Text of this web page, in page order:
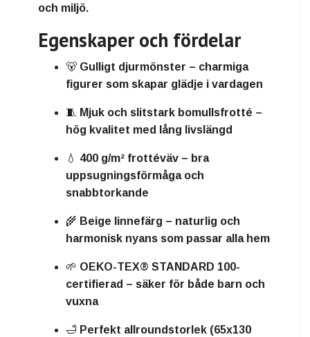
och miljö.
Egenskaper och fördelar
🐻 Gulligt djurmönster – charmiga
figurer som skapar glädje i vardagen
🧵 Mjuk och slitstark bomullsfrotté –
hög kvalitet med lång livslängd
💧 400 g/m² frottéväv – bra
uppsugningsförmåga och
snabbtorkande
🌾 Beige linnefärg – naturlig och
harmonisk nyans som passar alla hem
🌱 OEKO-TEX® STANDARD 100-
certifierad – säker för både barn och
vuxna
🛁 Perfekt allroundstorlek (65x130